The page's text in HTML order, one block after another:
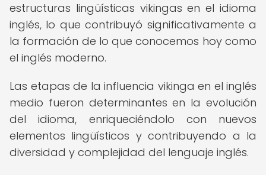
estructuras lingüísticas vikingas en el idioma
inglés, lo que contribuyó significativamente a
la formación de lo que conocemos hoy como
el inglés moderno.
Las etapas de la influencia vikinga en el inglés
medio fueron determinantes en la evolución
del idioma, enriqueciéndolo con nuevos
elementos lingüísticos y contribuyendo a la
diversidad y complejidad del lenguaje inglés.